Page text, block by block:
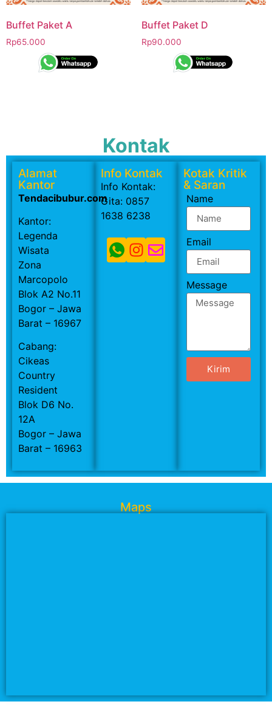
Buffet Paket A
Rp65.000
Buffet Paket D
Rp90.000
Kontak
Alamat
Kantor
Tendacibubur.com
Kantor:
Legenda
Wisata
Zona
Marcopolo
Blok A2 No.11
Bogor – Jawa
Barat – 16967
Cabang:
Cikeas
Country
Resident
Blok D6 No.
12A
Bogor – Jawa
Barat – 16963
Info Kontak
Info Kontak:
Gita: 0857
1638 6238
Kotak Kritik
& Saran
Name
Email
Message
Kirim
Maps